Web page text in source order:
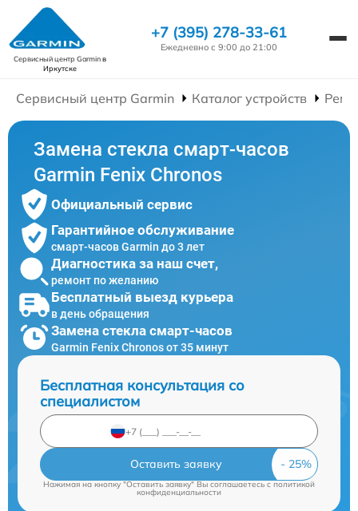
Сервисный центр Garminв
Иркутске
+7 (395) 278-33-61
Ежедневно с 9:00 до 21:00
Сервисный центр Garmin Каталог устройств
Замена стекла смарт-часов
Garmin Fenix Chronos
Официальный сервис
Гарантийное обслуживание
смарт-часов Garmin до 3 лет
Диагностика за наш счет,
ремонт по желанию
Бесплатный выезд курьера
в день обращения
Замена стекла смарт-часов
Garmin Fenix Chronos от 35 минут
Бесплатная консультация со
специалистом
Оставить заявку
Нажимая на кнопку "Оставить заявку" Вы соглашаетесь cполитикой
конфиденциальности